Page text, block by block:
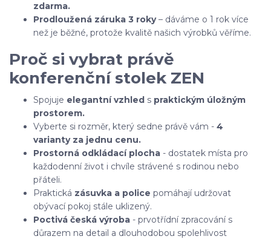
zdarma.
Prodloužená záruka 3 roky– dáváme o 1 rok více
než je běžné, protože kvalitě našich výrobků věříme.
Proč si vybrat právě
konferenční stolek ZEN
Spojuje elegantní vzhled s praktickým úložným
prostorem.
Vyberte si rozměr, který sedne právě vám - 4
varianty za jednu cenu.
Prostorná odkládací plocha - dostatek místa pro
každodenní život i chvíle strávené s rodinou nebo
přáteli.
Praktická zásuvka a police pomáhají udržovat
obývací pokoj stále uklizený.
Poctivá česká výroba - prvotřídní zpracování s
důrazem na detail a dlouhodobou spolehlivost